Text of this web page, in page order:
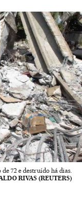
72 e destruído há dias.
RIVAS (REUTERS)